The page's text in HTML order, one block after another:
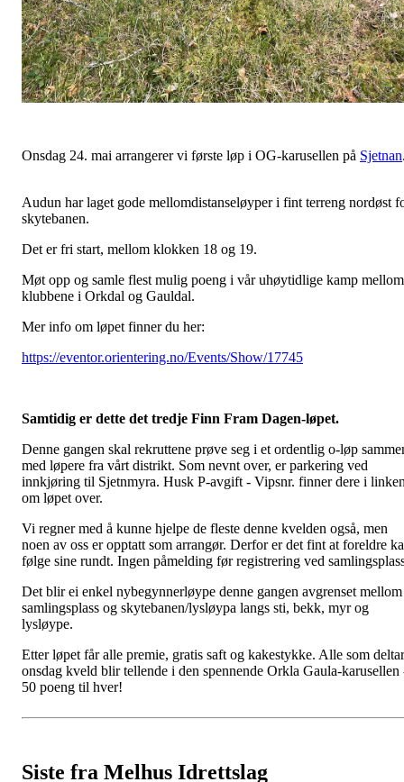
Onsdag 24. mai arrangerer vi første løp i OG-karusellen på Sjetnan
Audun har laget gode mellomdistanseløyper i fint terreng nordøst
skytebanen.
Det er fri start, mellom klokken 18 og 19.
Møt opp og samle flest mulig poeng i vår uhøytidlige kamp mellom
klubbene i Orkdal og Gauldal.
Mer info om løpet finner du her:
https://eventor.orientering.no/Events/Show/17745
Samtidig er dette det tredje Finn Fram Dagen-løpet.
Denne gangen skal rekruttene prøve seg i et ordentlig o-løp
med løpere fra vårt distrikt. Som nevnt over, er parkering ved
innkjøring til Sjetnmyra. Husk P-avgift - Vipsnr. finner dere i
om løpet over.
Vi regner med å kunne hjelpe de fleste denne kvelden også, men
noen av oss er opptatt som arrangør. Derfor er det fint at foreldre
følge sine rundt. Ingen påmelding før registrering ved
Det blir ei enkel nybegynnerløype denne gangen avgrenset mellom
samlingsplass og skytebanen/lysløypa langs sti, bekk, myr og
lysløype.
Etter løpet får alle premie, gratis saft og kakestykke. Alle som deltar
onsdag kveld blir tellende i den spennende Orkla Gaula-karusellen
50 poeng til hver!
Siste fra Melhus Idrettslag